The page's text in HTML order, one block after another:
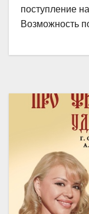
поступление
Возможность